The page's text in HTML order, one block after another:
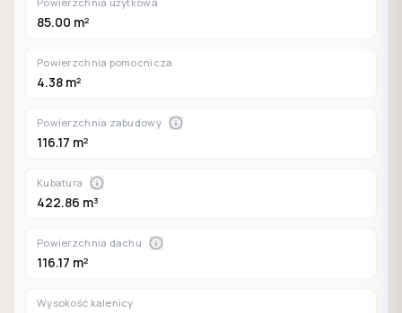
85.00 m²
Powierzchnia pomocnicza
4.38 m²
Powierzchnia zabudowy
116.17 m²
Kubatura
422.86 m³
Powierzchnia dachu
116.17 m²
Wysokość kalenicy